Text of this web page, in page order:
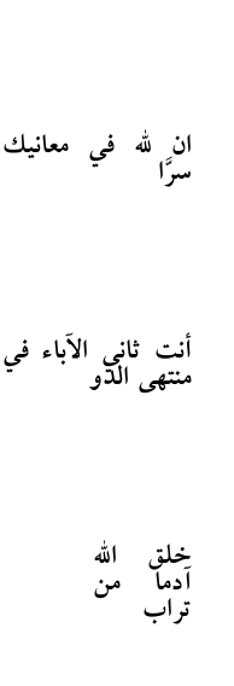
ان لله في معانيك
سرَّا
أنت ثاني الآباء في
منتهى الدو
خلق الله
آدما من
تراب